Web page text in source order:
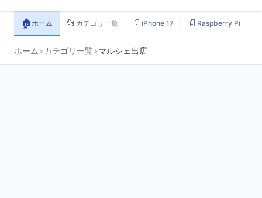
🏠ホーム 📂 カテゴリ一覧 📄 iPhone 17 📄 Raspberry Pi
ホーム>カテゴリ一覧>マルシェ出店